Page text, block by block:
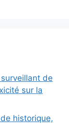
de
sur la
historique,